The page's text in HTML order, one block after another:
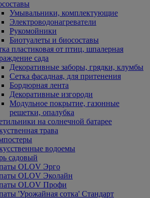
Умывальники, комплектующие
Электроводонагреватели
Рукомойники
Биотуалеты и биосоставы
пластиковая от птиц, шпалерная
сада
Декоративные заборы, грядки, клумбы
Сетка фасадная, для притенения
Бордюрная лента
Декоративные изгороди
Модульное покрытие, газонные
решетки, опалубка
на солнечной батарее
трава
водоемы
садовый
OLOV Эрго
OLOV Эколайн
OLOV Профи
'Урожайная сотка' Стандарт